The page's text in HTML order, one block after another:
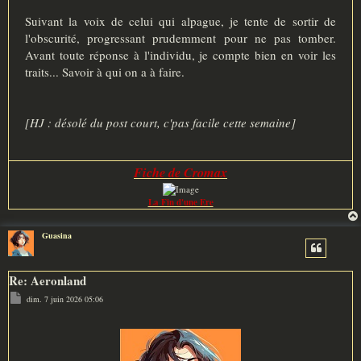
Suivant la voix de celui qui alpague, je tente de sortir de
l'obscurité, progressant prudemment pour ne pas tomber.
Avant toute réponse à l'individu, je compte bien en voir les
traits... Savoir à qui on a à faire.
[HJ : désolé du post court, c'pas facile cette semaine]
Fiche de Cromax
La Fin d'une Ere
Guasina
Re: Aeronland
M
e
dim. 7 juin 2026 05:06